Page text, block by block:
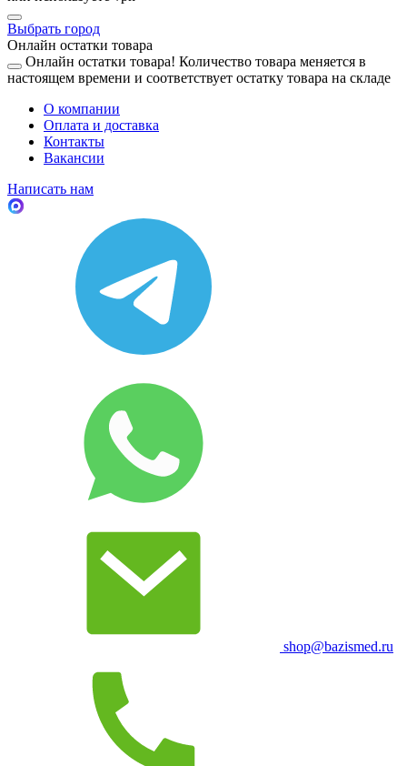
Выбрать город
Онлайн остатки товара
Онлайн остатки товара! Количество товара меняется в
настоящем времени и соответствует остатку товара на складе
О компании
Оплата и доставка
Контакты
Вакансии
Написать нам
shop@bazismed.ru